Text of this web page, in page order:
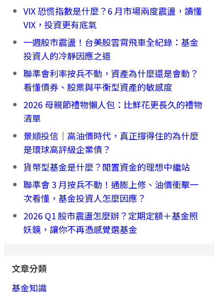
VIX 恐慌指數是什麼？6 月市場兩度震盪，讀懂
VIX，投資更有底氣
一週股市震盪！台美股雲霄飛車全紀錄：基金
投資人的冷靜因應之道
聯準會利率按兵不動，資產為什麼還是會動？
看懂債券、股票與平衡型資產的敏感度
2026 母親節禮物懶人包：比鮮花更長久的禮物
清單
景順投信｜高油價時代，真正撐得住的為什麼
是環球高評級企業債？
貨幣型基金是什麼？閒置資金的理想中繼站
聯準會 3 月按兵不動！通膨上修、油價衝擊一
次看懂，基金投資人怎麼因應？
2026 Q1 股市震盪怎麼辦？定期定額＋基金照
妖鏡，讓你不再憑感覺選基金
文章分類
基金知識